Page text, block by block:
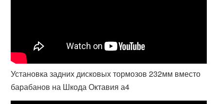
Установка задних дисковых тормозов 232мм вместо
барабанов на Шкода Октавия а4